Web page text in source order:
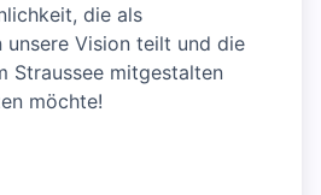
die als
unsere Vision teilt und die
Straussee mitgestalten
möchte!